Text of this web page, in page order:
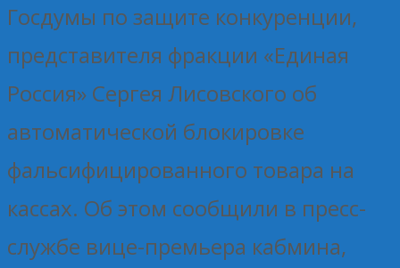
Госдумы по защите конкуренции,
представителя фракции «Единая
Россия» Сергея Лисовского об
автоматической блокировке
фальсифицированного товара на
кассах. Об этом сообщили в пресс-
службе вице-премьера кабмина,